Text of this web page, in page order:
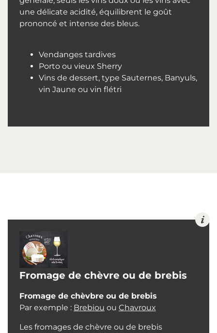
une délicate acidité, équilibrent le goût
prononcé et intense des bleus.
Vendanges tardives
Porto ou vieux Sherry
Vins de dessert, type Sauternes, Banyuls,
vin Jaune ou vin flétri
Fromage de chèvre ou de brebis
Fromage de chèvbre ou de brebis
Par exemple : Brebiou ou Chavroux
Les fromages de chèvre ou de brebis